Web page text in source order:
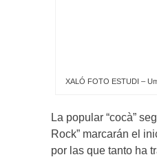
XALÓ FOTO ESTUDI –
La popular “cocà”
Rock” marcarán el
por las que tanto ha